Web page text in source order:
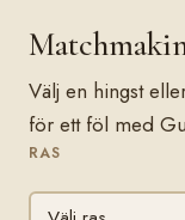
Välj en hingst
för ett föl med
RAS